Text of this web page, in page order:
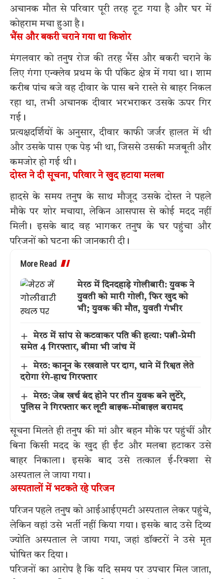
अचानक मौत से परिवार पूरी तरह टूट गया है और घर में
कोहराम मचा हुआ है।
भैंस और बकरी चराने गया था किशोर
मंगलवार को तनुष रोज की तरह भैंस और बकरी चराने के
लिए गंगा एन्क्लेव प्रथम के पी पॉकेट क्षेत्र में गया था। शाम
करीब पांच बजे वह दीवार के पास बने रास्ते से बाहर निकल
रहा था, तभी अचानक दीवार भरभराकर उसके ऊपर गिर
गई।
प्रत्यक्षदर्शियों के अनुसार, दीवार काफी जर्जर हालत में थी
और उसके पास एक पेड़ भी था, जिससे उसकी मजबूती और
कमजोर हो गई थी।
दोस्त ने दी सूचना, परिवार ने खुद हटाया मलबा
हादसे के समय तनुष के साथ मौजूद उसके दोस्त ने पहले
मौके पर शोर मचाया, लेकिन आसपास से कोई मदद नहीं
मिली। इसके बाद वह भागकर तनुष के घर पहुंचा और
परिजनों को घटना की जानकारी दी।
More Read
मेरठ में दिनदहाड़े गोलीबारी: युवक ने
युवती को मारी गोली, फिर खुद को
भी; युवक की मौत, युवती गंभीर
मेरठ में सांप से कटवाकर पति की हत्या: पत्नी-प्रेमी
समेत 4 गिरफ्तार, बीमा भी जांच में
मेरठ: कानून के रखवाले पर दाग, थाने में रिश्वत लेते
दरोगा रंगे-हाथ गिरफ्तार
मेरठ: जेब खर्च बंद होने पर तीन युवक बने लुटेरे,
पुलिस ने गिरफ्तार कर लूटी बाइक-मोबाइल बरामद
सूचना मिलते ही तनुष की मां और बहन मौके पर पहुंचीं और
बिना किसी मदद के खुद ही ईंट और मलबा हटाकर उसे
बाहर निकाला। इसके बाद उसे तत्काल ई-रिक्शा से
अस्पताल ले जाया गया।
अस्पतालों में भटकते रहे परिजन
परिजन पहले तनुष को आईआईएमटी अस्पताल लेकर पहुंचे,
लेकिन वहां उसे भर्ती नहीं किया गया। इसके बाद उसे दिव्य
ज्योति अस्पताल ले जाया गया, जहां डॉक्टरों ने उसे मृत
घोषित कर दिया।
परिजनों का आरोप है कि यदि समय पर उपचार मिल जाता,